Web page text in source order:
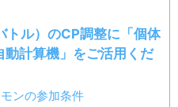
トル）のCP調整に「個体
計算機」をご活用くだ
ンの参加条件